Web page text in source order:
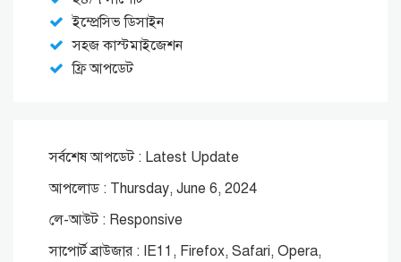
ইম্প্রেসিভ ডিসাইন
সহজ কাস্টমাইজেশন
ফ্রি আপডেট
সর্বশেষ আপডেট : Latest Update
আপলোড : Thursday, June 6, 2024
লে-আউট : Responsive
সাপোর্ট ব্রাউজার : IE11, Firefox, Safari, Opera,